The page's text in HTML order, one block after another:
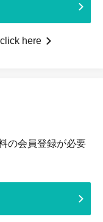
here
の会員登録が必要